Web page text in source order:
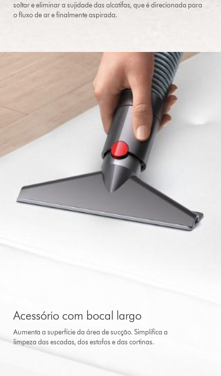
soltar e eliminar a sujidade das alcatifas, que é direcionada para
o fluxo de ar e finalmente aspirada.
Acessório com bocal largo
Aumenta a superfície da área de sucção. Simplifica a
limpeza das escadas, dos estofos e das cortinas.